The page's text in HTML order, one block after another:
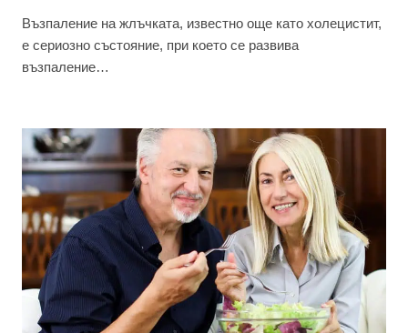
Възпаление на жлъчката, известно още като холецистит,
е сериозно състояние, при което се развива
възпаление…